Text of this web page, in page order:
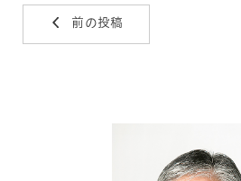
前の投稿